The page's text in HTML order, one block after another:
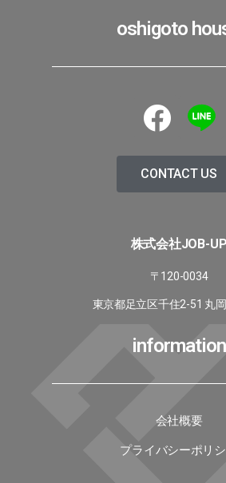
oshigoto
CONTACT US
株式会社JOB-UP
〒120-0034
東京都足立区千住2-51 丸
information
会社概要
プライバシーポリ